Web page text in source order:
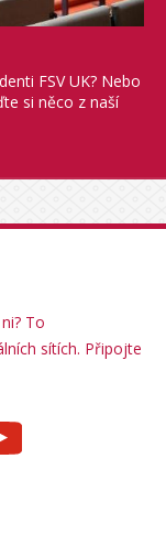
FSV UK? Nebo
si něco z naší
To
sítích. Připojte